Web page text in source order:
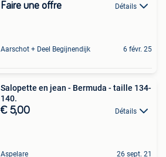
Faire une offre Détails
Aarschot + Deel Begijnendijk 6 févr. 25
Salopette en jean - Bermuda - taille 134-
140.
€ 5,00 Détails
Aspelare 26 sept. 21